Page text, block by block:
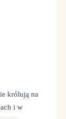
królują na
i w